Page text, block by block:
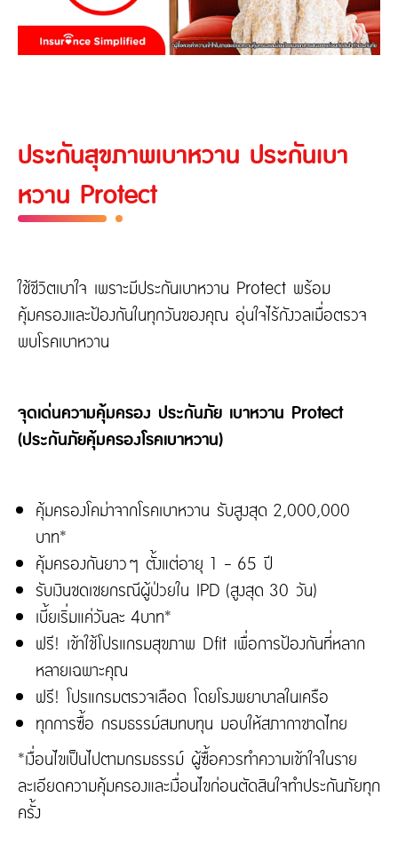
ประกันสุขภาพเบาหวาน ประกันเบา
หวาน Protect
ใช้ชีวิตเบาใจ เพราะมีประกันเบาหวาน Protect พร้อม
คุ้มครองและป้องกันในทุกวันของคุณ อุ่นใจไร้กังวลเมื่อตรวจ
พบโรคเบาหวาน
จุดเด่นความคุ้มครอง ประกันภัย เบาหวาน Protect
(ประกันภัยคุ้มครองโรคเบาหวาน)
คุ้มครองโคม่าจากโรคเบาหวาน รับสูงสุด 2,000,000
บาท*
คุ้มครองกันยาวๆ ตั้งแต่อายุ 1 - 65 ปี
รับเงินชดเชยกรณีผู้ป่วยใน IPD (สูงสุด 30 วัน)
เบี้ยเริ่มแค่วันละ 4บาท*
ฟรี! เข้าใช้โปรแกรมสุขภาพ Dfit เพื่อการป้องกันที่หลาก
หลายเฉพาะคุณ
ฟรี! โปรแกรมตรวจเลือด โดยโรงพยาบาลในเครือ
ทุกการซื้อ กรมธรรม์สมทบทุน มอบให้สภากาชาดไทย
*เงื่อนไขเป็นไปตามกรมธรรม์ ผู้ซื้อควรทำความเข้าใจในราย
ละเอียดความคุ้มครองและเงื่อนไขก่อนตัดสินใจทำประกันภัยทุก
ครั้ง